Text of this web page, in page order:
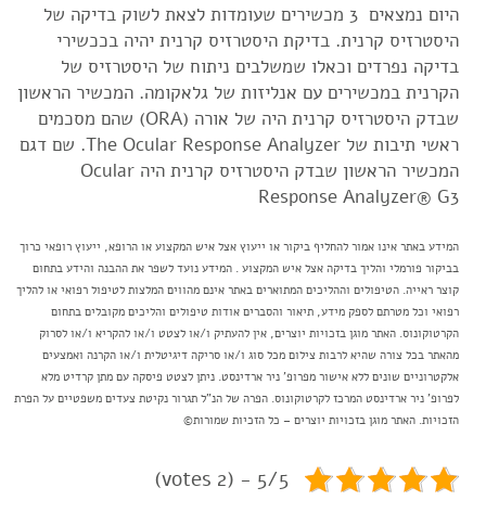
היום נמצאים 3 מכשירים שעומדות לצאת לשוק בדיקה של
היסטרזיס קרנית. בדיקת היסטרזיס קרנית יהיה בככשירי
בדיקה נפרדים וכאלו שמשלבים ניתוח של היסטרזיס של
הקרנית במכשירים עם אנליזות של גלאקומה. המכשיר הראשון
שבדק היסטרזיס קרנית היה של אורה (ORA) שהם מסכמים
ראשי תיבות של The Ocular Response Analyzer. שם דגם
המכשיר הראשון שבדק היסטרזיס קרנית היה Ocular
Response Analyzer® G3
המידע באתר אינו אמור להחליף ביקור או ייעוץ אצל איש המקצוע או הרופא, ייעוץ רופאי כרוך
בביקור פורמלי והליך בדיקה אצל איש המקצוע . המידע נועד לשפר את ההבנה והידע בתחום
קוצר ראייה. הטיפולים וההליכים המתוארים באתר אינם מהווים המלצות לטיפול רפואי או להליך
רפואי וכל מטרתם לספק מידע, תיאור והסברים אודות טיפולים והליכים מקובלים בתחום
הקרטוקונוס. האתר מוגן בזכויות יוצרים, אין להעתיק ו/או לצטט ו/או להקריא ו/או לסרוק
מהאתר בכל צורה שהיא לרבות צילום מכל סוג ו/או סריקה דיגיטלית ו/או הקרנה ואמצעים
אלקטרוניים שונים ללא אישור מפרופ' ניר ארדינסט. ניתן לצטט פיסקה עם מתן קרדיט מלא
לפרופ' ניר ארדינסט המרכז לקרטוקונוס. הפרה של הנ"ל תגרור נקיטת צעדים משפטיים על הפרת
הזכויות. האתר מוגן בזכויות יוצרים – כל הזכיות שמורות©
5/5 - (2 votes)